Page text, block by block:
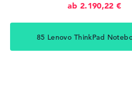
ab 2.190,22 €
85 Lenovo ThinkPad